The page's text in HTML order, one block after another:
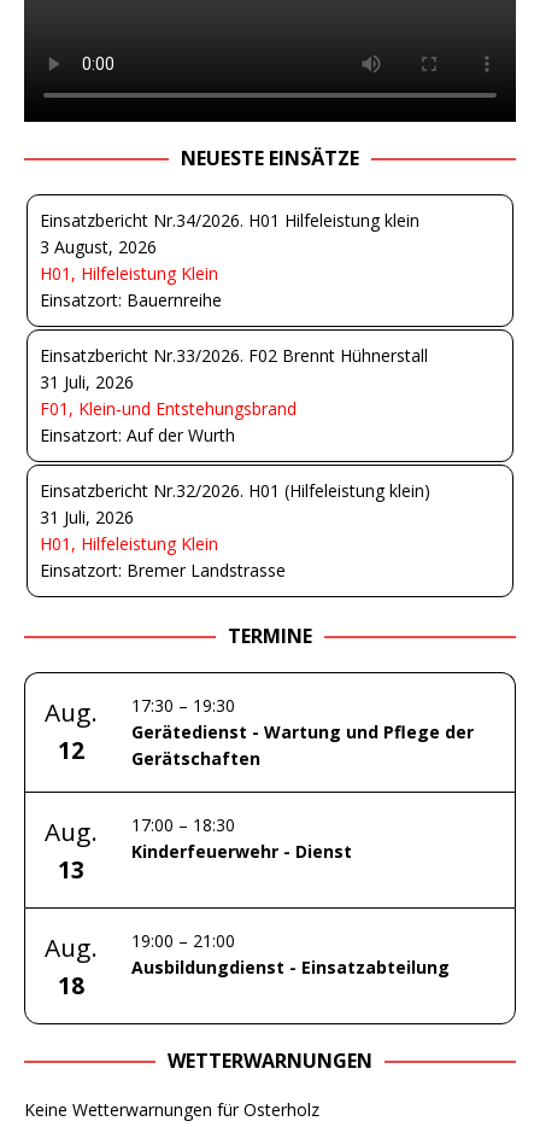
NEUESTE EINSÄTZE
Einsatzbericht Nr.34/2026. H01 Hilfeleistung klein
3 August, 2026
H01, Hilfeleistung Klein
Einsatzort: Bauernreihe
Einsatzbericht Nr.33/2026. F02 Brennt Hühnerstall
31 Juli, 2026
F01, Klein-und Entstehungsbrand
Einsatzort: Auf der Wurth
Einsatzbericht Nr.32/2026. H01 (Hilfeleistung klein)
31 Juli, 2026
H01, Hilfeleistung Klein
Einsatzort: Bremer Landstrasse
TERMINE
Aug.
12
17:30 – 19:30
Gerätedienst - Wartung und Pflege der
Gerätschaften
Aug.
13
17:00 – 18:30
Kinderfeuerwehr - Dienst
Aug.
18
19:00 – 21:00
Ausbildungdienst - Einsatzabteilung
WETTERWARNUNGEN
Keine Wetterwarnungen für Osterholz